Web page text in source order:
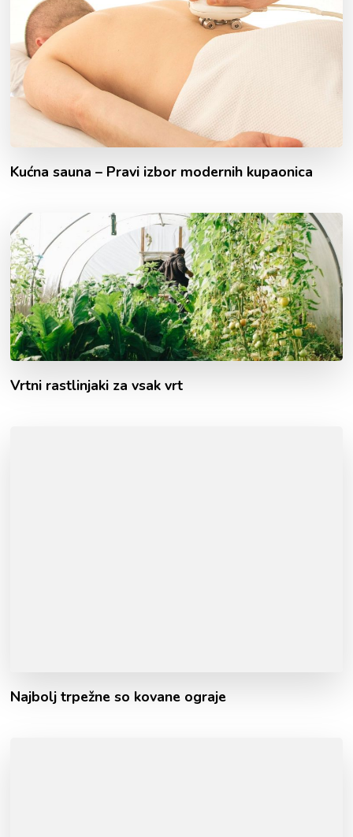
Kućna sauna – Pravi izbor modernih kupaonica
Vrtni rastlinjaki za vsak vrt
Najbolj trpežne so kovane ograje